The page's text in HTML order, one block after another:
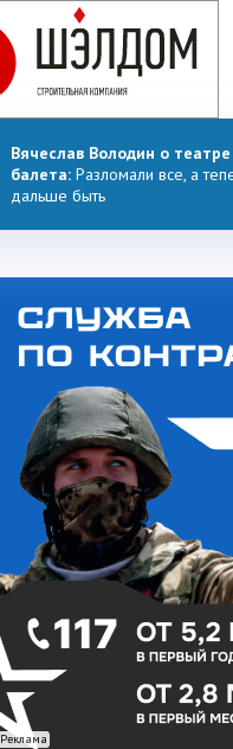
Вячеслав Володин о
балета: Разломали все, а
дальше быть
Реклама